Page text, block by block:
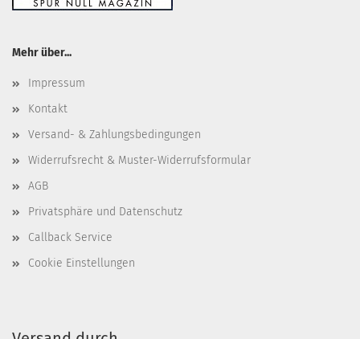
Mehr über...
Impressum
Kontakt
Versand- & Zahlungsbedingungen
Widerrufsrecht & Muster-Widerrufsformular
AGB
Privatsphäre und Datenschutz
Callback Service
Cookie Einstellungen